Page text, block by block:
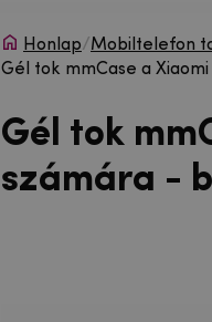
Honlap/Mobiltelefon
Gél tok mmCase a
Gél tok
számára -